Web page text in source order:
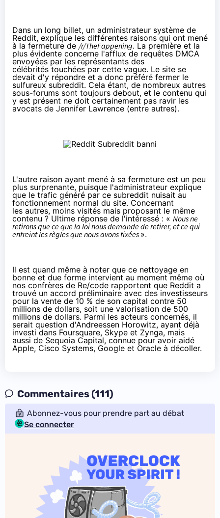
Dans un long billet, un administrateur système de
Reddit, explique les différentes raisons qui ont mené
à la fermeture de /r/TheFappening. La première et la
plus évidente concerne l'afflux de requêtes DMCA
envoyées par les représentants des
célébrités touchées par cette vague. Le site se
devait d'y répondre et a donc préféré fermer le
sulfureux subreddit. Cela étant, de nombreux autres
sous-forums sont toujours debout, et le contenu qui
y est présent ne doit certainement pas ravir les
avocats de Jennifer Lawrence (entre autres).
L'autre raison ayant mené à sa fermeture est un peu
plus surprenante, puisque l'administrateur explique
que le trafic généré par ce subreddit nuisait au
fonctionnement normal du site. Concernant
les autres, moins visités mais proposant le même
contenu ? Ultime réponse de l'intéressé : « Nous ne
retirons que ce que la loi nous demande de retirer, et ce qui
enfreint les règles que nous avons fixées ».
Il est quand même à noter que ce nettoyage en
bonne et due forme intervient au moment même où
nos confrères de Re/code rapportent que Reddit a
trouvé un accord préliminaire avec des investisseurs
pour la vente de 10 % de son capital contre 50
millions de dollars, soit une valorisation de 500
millions de dollars. Parmi les acteurs concernés, il
serait question d'Andreessen Horowitz, ayant déjà
investi dans Foursquare, Skype et Zynga, mais
aussi de Sequoia Capital, connue pour avoir aidé
Apple, Cisco Systems, Google et Oracle à décoller.
Commentaires (111)
Abonnez-vous pour prendre part au débat
Se connecter